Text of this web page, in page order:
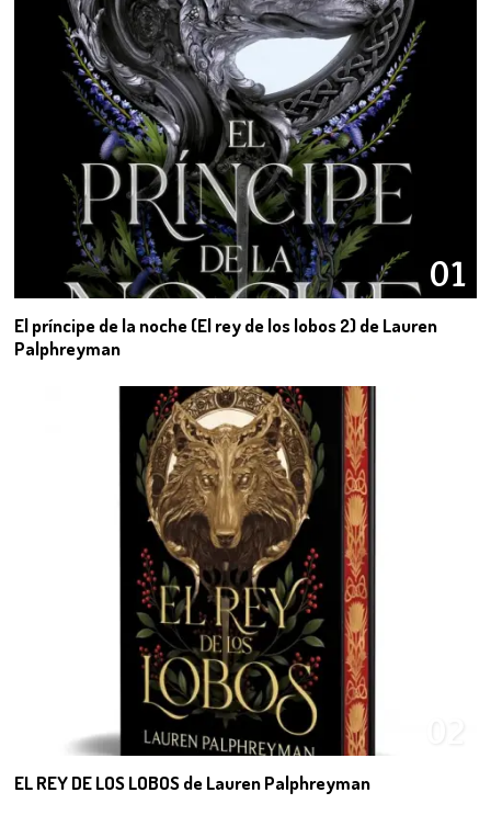
01
El príncipe de la noche (El rey de los lobos 2) de Lauren
Palphreyman
EL REY DE LOS LOBOS de Lauren Palphreyman